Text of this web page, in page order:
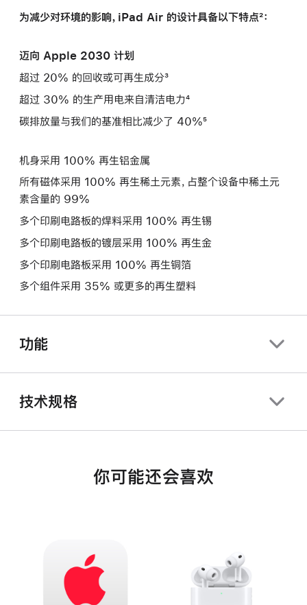
为减少对环境的影响，iPad Air 的设计具备以下特点²：
迈向 Apple 2030 计划
超过 20% 的回收或可再生成分³
超过 30% 的生产用电来自清洁电力⁴
碳排放量与我们的基准相比减少了 40%⁵
机身采用 100% 再生铝金属
所有磁体采用 100% 再生稀土元素，占整个设备中稀土元
素含量的 99%
多个印刷电路板的焊料采用 100% 再生锡
多个印刷电路板的镀层采用 100% 再生金
多个印刷电路板采用 100% 再生铜箔
多个组件采用 35% 或更多的再生塑料
功能
技术规格
你可能还会喜欢